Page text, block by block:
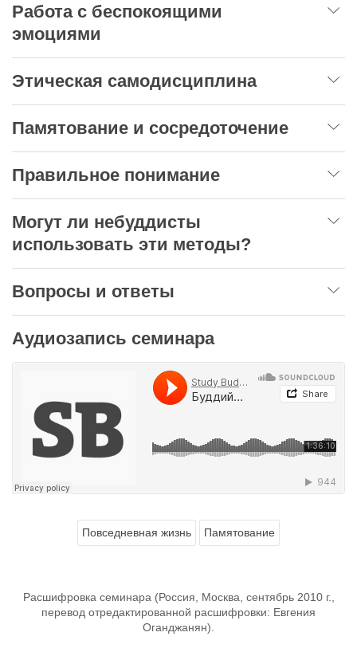
Работа с беспокоящими
эмоциями
Этическая самодисциплина
Памятование и сосредоточение
Правильное понимание
Могут ли небуддисты
использовать эти методы?
Вопросы и ответы
Аудиозапись семинара
Повседневная жизнь Памятование
Расшифровка семинара (Россия, Москва, сентябрь 2010 г.,
перевод отредактированной расшифровки: Евгения
Оганджанян).